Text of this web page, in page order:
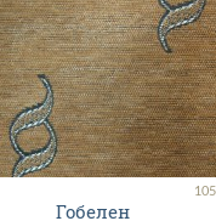
Гобелен